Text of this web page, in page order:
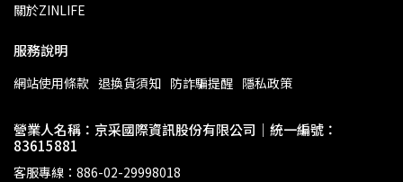
關於ZINLIFE
服務說明
網站使用條款 退換貨須知 防詐騙提醒 隱私政策
營業人名稱：京采國際資訊股份有限公司｜統一編號：
83615881
客服專線：886-02-29998018